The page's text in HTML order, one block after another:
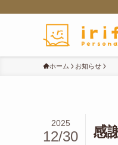
ホーム お知らせ
感
2025
12/30